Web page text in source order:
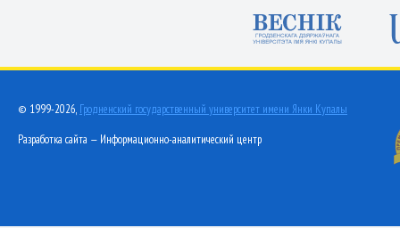
© 1999-2026, Гродненский государственный университет имени Янки Купалы
Разработка сайта — Информационно-аналитический центр